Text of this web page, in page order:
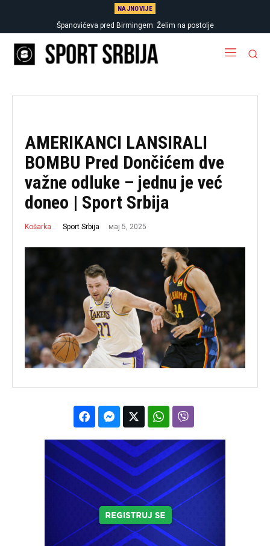
NAJNOVIJE
Španovićeva pred Birmingem: Želim na postolje
Salah: Došao sam u Trabzon po trofeje, ovakvu dobrodošlicu nikad nisam
doživeo
AMERIKANCI LANSIRALI
BOMBU Pred Dončićem dve
važne odluke – jednu je već
doneo | Sport Srbija
Košarka Sport Srbija мај 5, 2025